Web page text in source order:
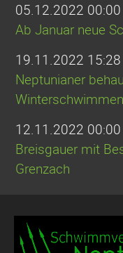
05.12.2022 00:00
Ab Januar neue
19.11.2022 15:28
Neptunianer
12.11.2022 00:00
Breisgauer mit
Grenzach